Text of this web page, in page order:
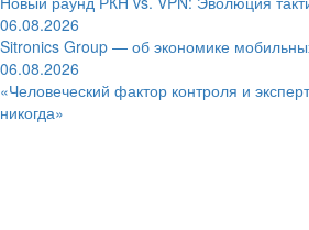
06.08.2026
Sitronics Group — об экономике
06.08.2026
«Человеческий фактор контроля и
никогда»